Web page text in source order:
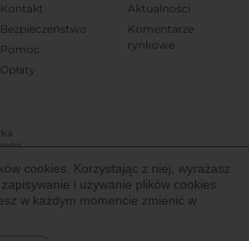
Kontakt
Bezpieczeństwo
Pomoc
Opłaty
Aktualności
Komentarze
rynkowe
Trade S.A. notowana na Giełdzie Papierów
(New Connect). Spółka posiada licencję
(IP19/2013) Krajowej Instytucji Płatniczej do
na terenie Europejskiego Obszaru
cookies. Korzystając z niej, wyrażasz
i używanie plików cookies.
w każdym momencie zmienić w